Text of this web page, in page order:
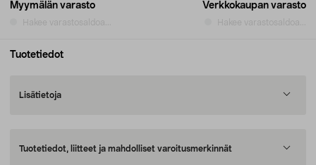
Myymälän varasto
Hakee varastosaldoa...
Verkkokaupan varasto
Hakee varastosaldoa...
Tuotetiedot
Lisätietoja
Tuotetiedot, liitteet ja mahdolliset varoitusmerkinnät